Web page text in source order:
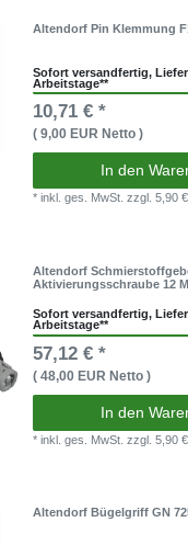
Altendorf Pin Klemmung
Sofort versandfertig,
Arbeitstage**
10,71 € *
( 9,00 EUR Netto )
In den
* inkl. ges. MwSt.zzgl. 5,90
Altendorf
Aktivierungsschraube 12
Sofort versandfertig,
Arbeitstage**
57,12 € *
( 48,00 EUR Netto )
In den
* inkl. ges. MwSt.zzgl. 5,90
Altendorf Bügelgriff GN